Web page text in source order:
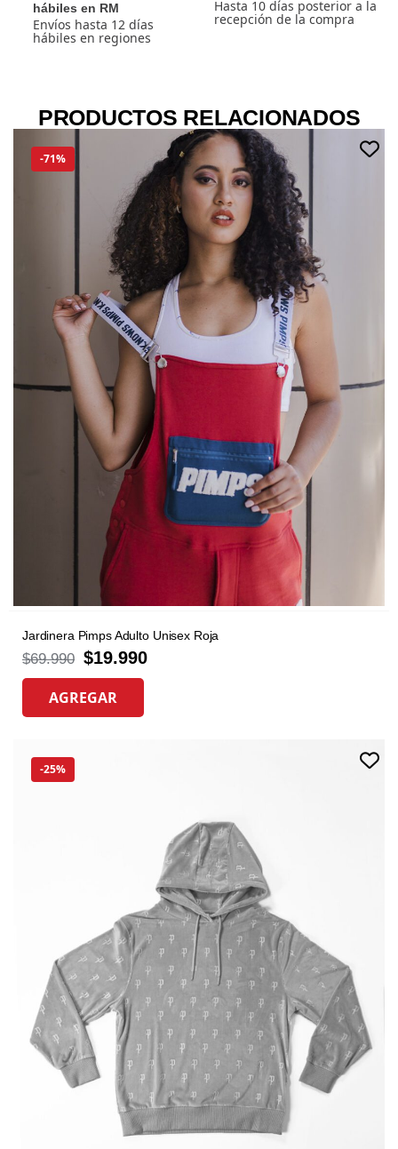
hábiles en RM
Envíos hasta 12 días
hábiles en regiones
Hasta 10 días posterior a la
recepción de la compra
PRODUCTOS RELACIONADOS
-71%
Jardinera Pimps Adulto Unisex Roja
$69.990 $19.990
AGREGAR
-25%